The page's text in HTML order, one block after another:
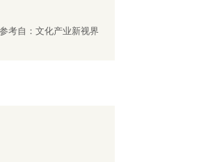
参考自：文化产业新视界